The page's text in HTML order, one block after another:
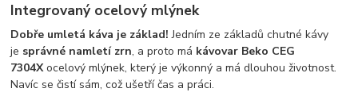
Integrovaný ocelový mlýnek
Dobře umletá káva je základ! Jedním ze základů chutné kávy
je správné namletí zrn, a proto má kávovar Beko CEG
7304Xocelový mlýnek, který je výkonný a má dlouhou životnost.
Navíc se čistí sám, což ušetří čas a práci.